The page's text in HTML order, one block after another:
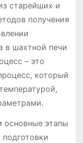
старейших и
получения
в шахтной печи
– это
который
этапы